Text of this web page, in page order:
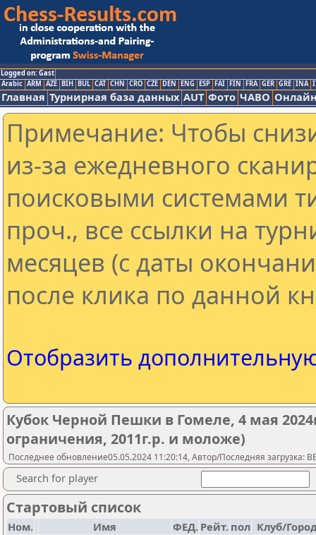
Logged on: Gast
Arabic ARM AZE BIH BUL CAT CHN CRO CZE DEN ENG ESP FAI FIN FRA GER GRE INA
Главная Турнирная база данных AUT Фото ЧАВО
Примечание: Чтобы
из-за ежедневного
поисковыми системами
проч., все ссылки на
месяцев (с даты
после клика по данной
Отобразить
Кубок Черной Пешки в Гомеле, 4 мая
ограничения, 2011г.р. и моложе)
Последнее обновление05.05.2024 11:20:14, Автор/Последняя загрузка:
Search for player
Стартовый список
Ном. Имя ФЕД. Рейт. пол Клуб/